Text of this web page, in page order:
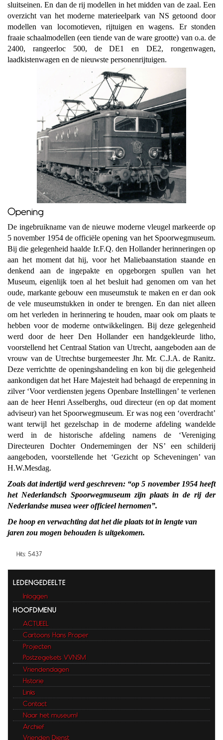
sluitseinen. En dan de rij modellen in het midden van de zaal. Een
overzicht van het moderne materieelpark van NS getoond door
modellen van locomotieven, rijtuigen en wagens. Er stonden
fraaie schaalmodellen (een tiende van de ware grootte) van o.a. de
2400, rangeerloc 500, de DE1 en DE2, rongenwagen,
laadkistenwagen en de nieuwste personenrijtuigen.
Opening
De ingebruikname van de nieuwe moderne vleugel markeerde op
5 november 1954 de officiële opening van het Spoorwegmuseum.
Bij die gelegenheid haalde Ir.F.Q. den Hollander herinneringen op
aan het moment dat hij, voor het Maliebaanstation staande en
denkend aan de ingepakte en opgeborgen spullen van het
Museum, eigenlijk toen al het besluit had genomen om van het
oude, markante gebouw een museumstuk te maken en er dan ook
de vele museumstukken in onder te brengen. En dan niet alleen
om het verleden in herinnering te houden, maar ook om plaats te
hebben voor de moderne ontwikkelingen. Bij deze gelegenheid
werd door de heer Den Hollander een handgekleurde litho,
voorstellend het Centraal Station van Utrecht, aangeboden aan de
vrouw van de Utrechtse burgemeester Jhr. Mr. C.J.A. de Ranitz.
Deze verrichtte de openingshandeling en kon bij die gelegenheid
aankondigen dat het Hare Majesteit had behaagd de erepenning in
zilver ‘Voor verdiensten jegens Openbare Instellingen’ te verlenen
aan de heer Henri Asselberghs, oud directeur (en op dat moment
adviseur) van het Spoorwegmuseum. Er was nog een ‘overdracht’
want terwijl het gezelschap in de moderne afdeling wandelde
werd in de historische afdeling namens de ‘Vereniging
Directeuren Dochter Ondernemingen der NS’ een schilderij
aangeboden, voorstellende het ‘Gezicht op Scheveningen’ van
H.W.Mesdag.
Zoals dat indertijd werd geschreven: “op 5 november 1954 heeft
het Nederlandsch Spoorwegmuseum zijn plaats in de rij der
Nederlandse musea weer officieel hernomen”.
De hoop en verwachting dat het die plaats tot in lengte van
jaren zou mogen behouden is uitgekomen.
Hits: 5437
LEDENGEDEELTE
Inloggen
HOOFDMENU
ACTUEEL
Cartoons Hans Proper
Projecten
Postzegelsets VVNSM
Vriendendagen
Historie
Links
Contact
Naar het museum!
Archief
Vrienden Dienst